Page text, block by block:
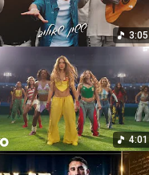
3:05
4:01